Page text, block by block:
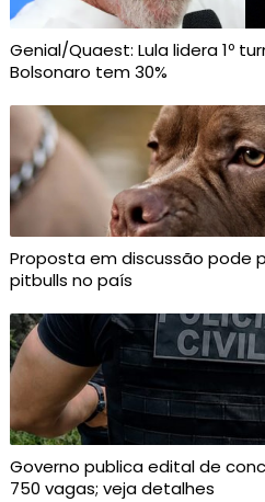
Genial/Quaest: Lula lidera 1º
Bolsonaro tem 30%
Proposta em discussão pode
pitbulls no país
Governo publica edital de
750 vagas; veja detalhes